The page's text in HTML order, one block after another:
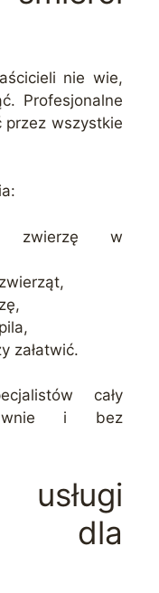
nie wie,
Profesjonalne
przez wszystkie
zwierzę w
załatwić.
cały
i bez
usługi
dla